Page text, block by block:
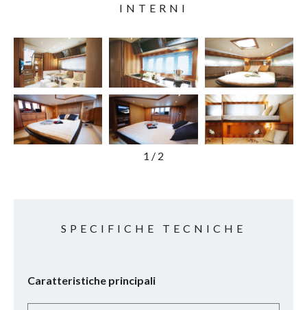
INTERNI
1 / 2
SPECIFICHE TECNICHE
Caratteristiche principali